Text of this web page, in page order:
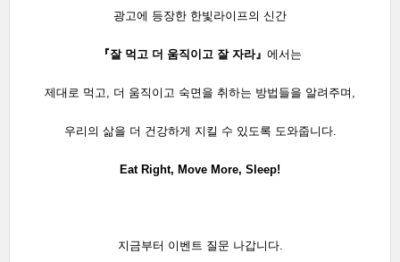
광고에 등장한 한빛라이프의 신간
『잘 먹고 더 움직이고 잘 자라』 에서는
제대로 먹고, 더 움직이고 숙면을 취하는 방법들을 알려주며,
우리의 삶을 더 건강하게 지킬 수 있도록 도와줍니다.
Eat Right, Move More, Sleep!
지금부터 이벤트 질문 나갑니다.